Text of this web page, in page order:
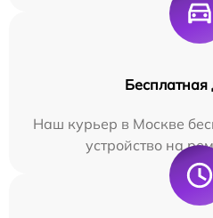
Бесплатная
Наш курьер в Москве
устройство на